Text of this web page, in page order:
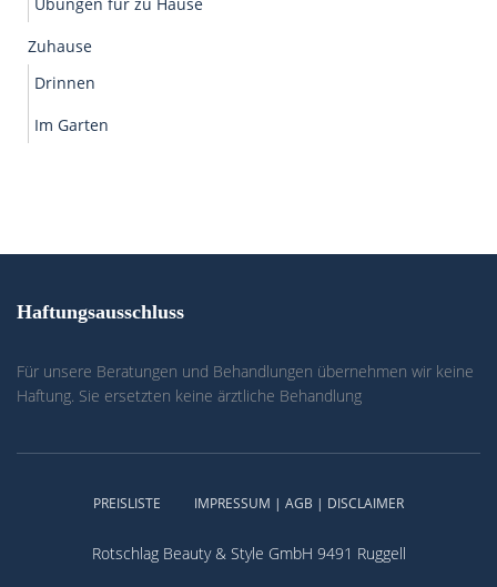
Zuhause
Drinnen
Im Garten
Haftungsausschluss
Für unsere Beratungen und Behandlungen übernehmen wir keine
Haftung. Sie ersetzten keine ärztliche Behandlung
PREISLISTE IMPRESSUM | AGB | DISCLAIMER
Rotschlag Beauty & Style GmbH 9491 Ruggell